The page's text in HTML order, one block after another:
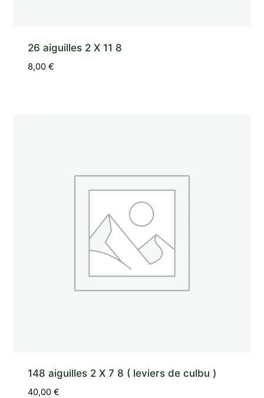
26 aiguilles 2 X 11 8
8,00€
148 aiguilles 2 X 7 8 ( leviers de culbu )
40,00€